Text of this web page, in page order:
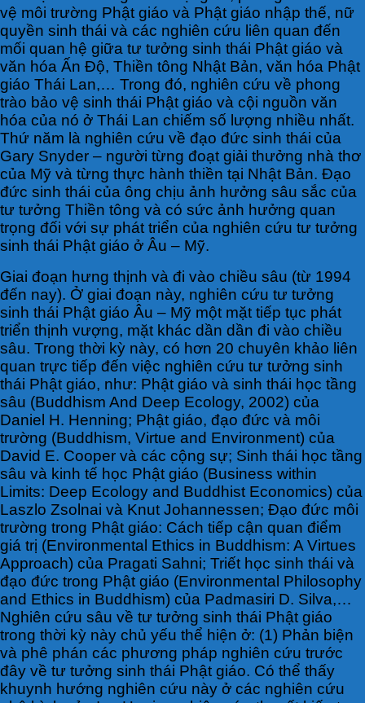
vệ môi trường Phật giáo và Phật giáo nhập thế, nữ
quyền sinh thái và các nghiên cứu liên quan đến
mối quan hệ giữa tư tưởng sinh thái Phật giáo và
văn hóa Ấn Độ, Thiền tông Nhật Bản, văn hóa Phật
giáo Thái Lan,… Trong đó, nghiên cứu về phong
trào bảo vệ sinh thái Phật giáo và cội nguồn văn
hóa của nó ở Thái Lan chiếm số lượng nhiều nhất.
Thứ năm là nghiên cứu về đạo đức sinh thái của
Gary Snyder – người từng đoạt giải thưởng nhà thơ
của Mỹ và từng thực hành thiền tại Nhật Bản. Đạo
đức sinh thái của ông chịu ảnh hưởng sâu sắc của
tư tưởng Thiền tông và có sức ảnh hưởng quan
trọng đối với sự phát triển của nghiên cứu tư tưởng
sinh thái Phật giáo ở Âu – Mỹ.
Giai đoạn hưng thịnh và đi vào chiều sâu (từ 1994
đến nay). Ở giai đoạn này, nghiên cứu tư tưởng
sinh thái Phật giáo Âu – Mỹ một mặt tiếp tục phát
triển thịnh vượng, mặt khác dần dần đi vào chiều
sâu. Trong thời kỳ này, có hơn 20 chuyên khảo liên
quan trực tiếp đến việc nghiên cứu tư tưởng sinh
thái Phật giáo, như: Phật giáo và sinh thái học tầng
sâu (Buddhism And Deep Ecology, 2002) của
Daniel H. Henning; Phật giáo, đạo đức và môi
trường (Buddhism, Virtue and Environment) của
David E. Cooper và các cộng sự; Sinh thái học tầng
sâu và kinh tế học Phật giáo (Business within
Limits: Deep Ecology and Buddhist Economics) của
Laszlo Zsolnai và Knut Johannessen; Đạo đức môi
trường trong Phật giáo: Cách tiếp cận quan điểm
giá trị (Environmental Ethics in Buddhism: A Virtues
Approach) của Pragati Sahni; Triết học sinh thái và
đạo đức trong Phật giáo (Environmental Philosophy
and Ethics in Buddhism) của Padmasiri D. Silva,…
Nghiên cứu sâu về tư tưởng sinh thái Phật giáo
trong thời kỳ này chủ yếu thể hiện ở: (1) Phản biện
và phê phán các phương pháp nghiên cứu trước
đây về tư tưởng sinh thái Phật giáo. Có thể thấy
khuynh hướng nghiên cứu này ở các nghiên cứu